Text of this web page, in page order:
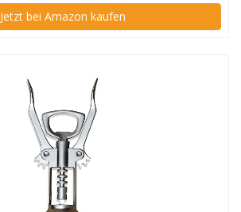
Jetzt bei Amazon kaufen